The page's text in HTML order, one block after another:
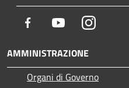
Facebook YoutubeInstagram
AMMINISTRAZIONE
Organi di Governo